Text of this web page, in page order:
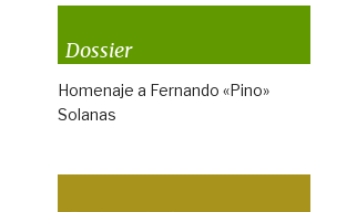
Dossier
Homenaje a Fernando «Pino»
Solanas